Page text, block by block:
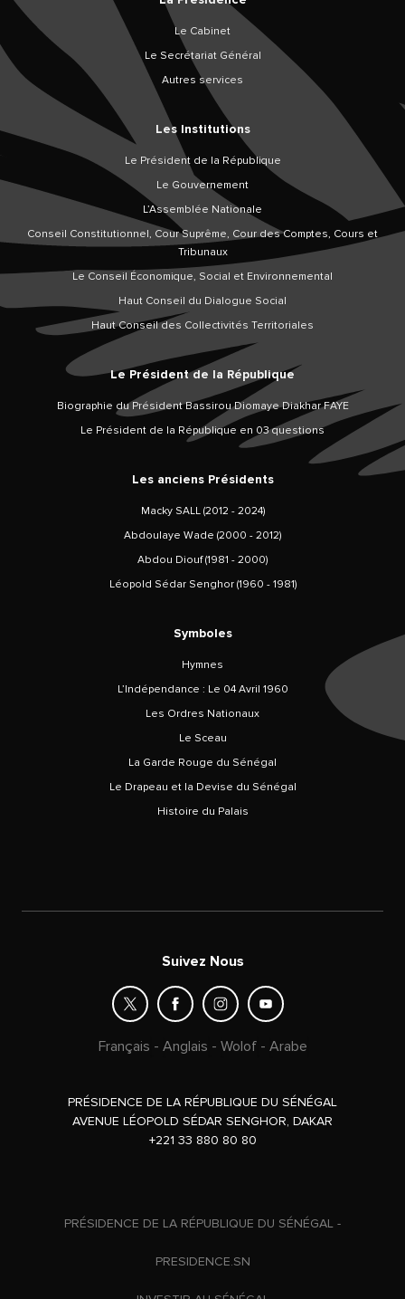
Le Cabinet
Le Secrétariat Général
Autres services
Les Institutions
Le Président de la République
Le Gouvernement
L’Assemblée Nationale
Conseil Constitutionnel, Cour Suprême, Cour des Comptes, Cours et
Tribunaux
Le Conseil Économique, Social et Environnemental
Haut Conseil du Dialogue Social
Haut Conseil des Collectivités Territoriales
Le Président de la République
Biographie du Président Bassirou Diomaye Diakhar FAYE
Le Président de la République en 03 questions
Les anciens Présidents
Macky SALL (2012 - 2024)
Abdoulaye Wade (2000 - 2012)
Abdou Diouf (1981 - 2000)
Léopold Sédar Senghor (1960 - 1981)
Symboles
Hymnes
L’Indépendance : Le 04 Avril 1960
Les Ordres Nationaux
Le Sceau
La Garde Rouge du Sénégal
Le Drapeau et la Devise du Sénégal
Histoire du Palais
Suivez Nous
Français - Anglais - Wolof- Arabe
PRÉSIDENCE DE LA RÉPUBLIQUE DU SÉNÉGAL
AVENUE LÉOPOLD SÉDAR SENGHOR, DAKAR
+221 33 880 80 80
PRÉSIDENCE DE LA RÉPUBLIQUE DU SÉNÉGAL -
PRESIDENCE.SN